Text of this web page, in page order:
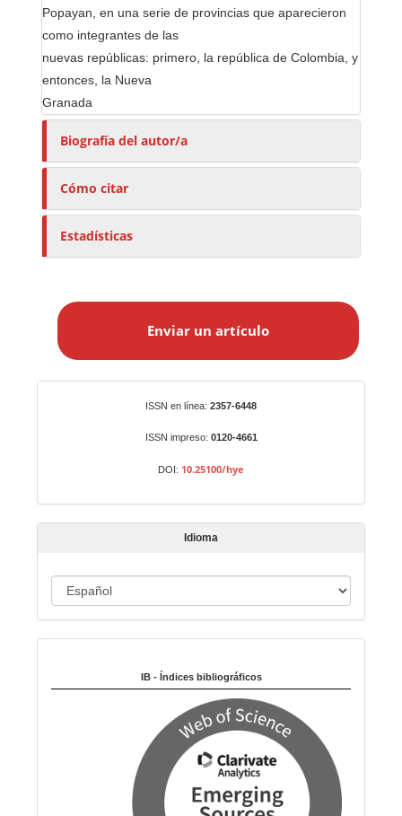
Popayan, en una serie de provincias que aparecieron
como integrantes de las
nuevas repúblicas: primero, la república de Colombia, y
entonces, la Nueva
Granada
Biografía del autor/a
Cómo citar
Estadísticas
a
t
í
o
Enviar un artículo
ISSN en línea: 2357-6448
ISSN impreso: 0120-4661
DOI: 10.25100/hye
Idioma
d
m
IB - Índices bibliográficos